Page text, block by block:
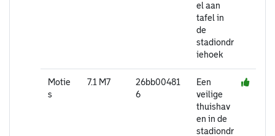
el aan
tafel in
de
stadiondr
iehoek
Motie
s
7.1 M7
26bb00481
6
Een
veilige
thuishav
en in de
stadiondr